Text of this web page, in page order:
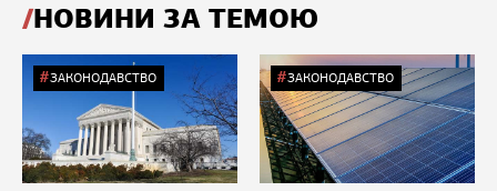
НОВИНИ ЗА ТЕМОЮ
ЗАКОНОДАВСТВО ЗАКОНОДАВСТВО